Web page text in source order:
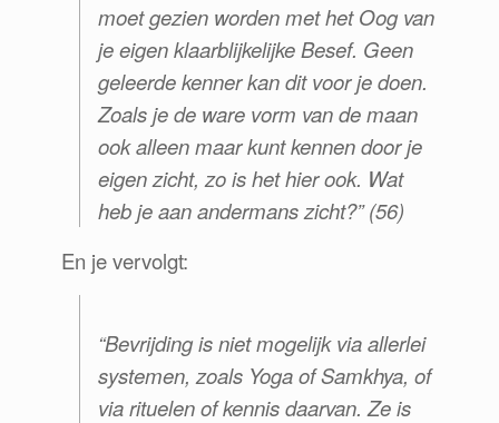
moet gezien worden met het Oog van
je eigen klaarblijkelijke Besef. Geen
geleerde kenner kan dit voor je doen.
Zoals je de ware vorm van de maan
ook alleen maar kunt kennen door je
eigen zicht, zo is het hier ook. Wat
heb je aan andermans zicht?”(56)
En je vervolgt:
“Bevrijding is niet mogelijk via allerlei
systemen, zoals Yoga of Samkhya, of
via rituelen of kennis daarvan. Ze is